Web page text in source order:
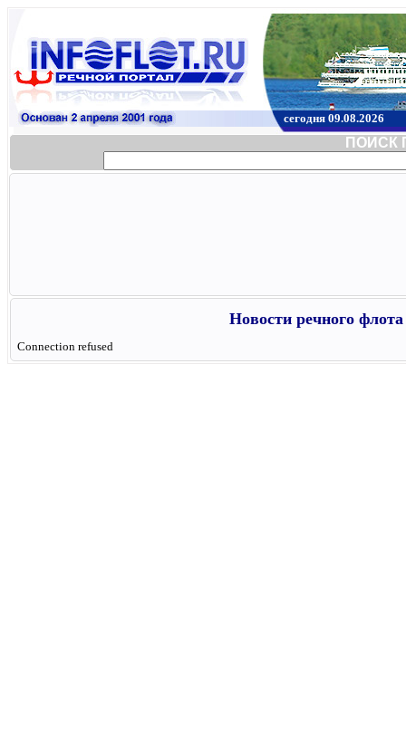
сегодня 09.08.2026
ПОИСК
Новости речного
Connection refused